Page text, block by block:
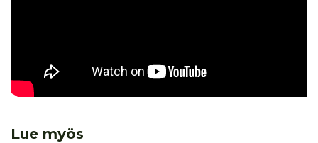
Lue myös